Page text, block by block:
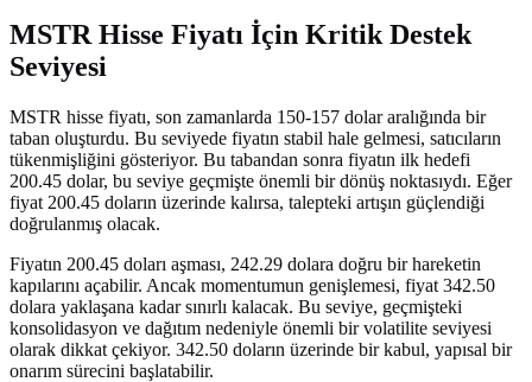
MSTR Hisse Fiyatı İçin Kritik Destek
Seviyesi
MSTR hisse fiyatı, son zamanlarda 150-157 dolar aralığında bir
taban oluşturdu. Bu seviyede fiyatın stabil hale gelmesi, satıcıların
tükenmişliğini gösteriyor. Bu tabandan sonra fiyatın ilk hedefi
200.45 dolar, bu seviye geçmişte önemli bir dönüş noktasıydı. Eğer
fiyat 200.45 doların üzerinde kalırsa, talepteki artışın güçlendiği
doğrulanmış olacak.
Fiyatın 200.45 doları aşması, 242.29 dolara doğru bir hareketin
kapılarını açabilir. Ancak momentumun genişlemesi, fiyat 342.50
dolara yaklaşana kadar sınırlı kalacak. Bu seviye, geçmişteki
konsolidasyon ve dağıtım nedeniyle önemli bir volatilite seviyesi
olarak dikkat çekiyor. 342.50 doların üzerinde bir kabul, yapısal bir
onarım sürecini başlatabilir.